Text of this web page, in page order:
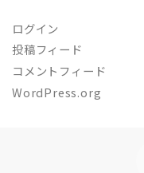
ログイン
投稿フィード
コメントフィード
WordPress.org